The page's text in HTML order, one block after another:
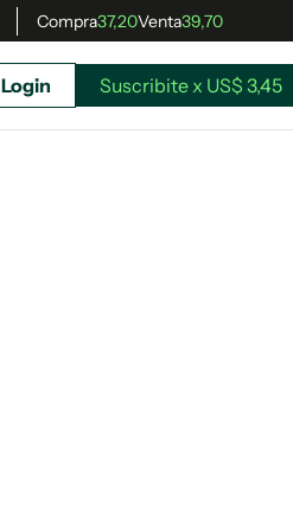
Compra37,20Venta39,70
Login Suscribite x US$ 3,45